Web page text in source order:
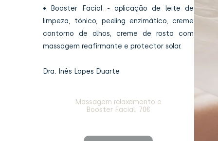
• Booster Facial - aplicação de leite de
limpeza, tónico, peeling enzimático, creme
contorno de olhos, creme de rosto com
massagem reafirmante e protector solar.
Dra. Inês Lopes Duarte
Massagem relaxamento e
Booster Facial: 70€